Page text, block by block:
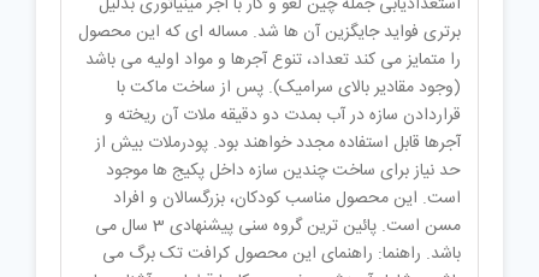
برتری فواید جایگزین آن ها شد. مساله ای که این محصول
را متمایز می کند تعداد، تنوع آجرها و مواد اولیه می باشد
(وجود مقادیر بالای سرامیک). پس از ساخت ماکت با
قراردادن سازه در آب بمدت دو دقیقه ملات آن ریخته و
آجرها قابل استفاده مجدد خواهند بود. پودرملات بیش از
حد نیاز برای ساخت چندین سازه داخل پکیج ها موجود
است. این محصول مناسب کودکان، بزرگسالان و افراد
مسن است. پائین ترین گروه سنی پیشنهادی 3 سال می
باشد. راهنما: راهنمای این محصول کرافت تک برگ می